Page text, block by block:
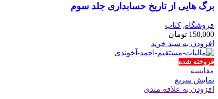
برگ هایی از تاریخ حسابداری جلد سوم
فروشگاه, کتاب
150,000 تومان
افزودن به سبد خرید
فروخته شده
مقايسه
نمایش سریع
افزودن به علاقه مندی